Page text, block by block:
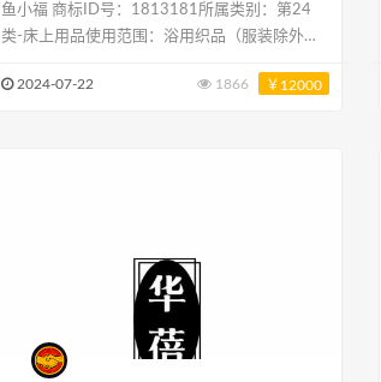
鱼小福 商标ID号：1813181所属类别：第24
类-床上用品使用范围：浴用织品（服装除外）,
纺布,纺织品挂毯,纺织品制旗
2024-07-22 1866 ￥12000